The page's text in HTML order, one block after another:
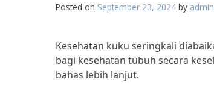
Posted on September 23, 2024 by
Kesehatan kuku seringkali
bagi kesehatan tubuh secara
bahas lebih lanjut.